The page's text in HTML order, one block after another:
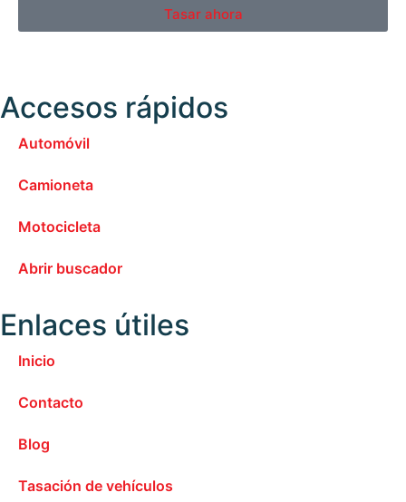
Tasar ahora
Accesos rápidos
Automóvil
Camioneta
Motocicleta
Abrir buscador
Enlaces útiles
Inicio
Contacto
Blog
Tasación de vehículos